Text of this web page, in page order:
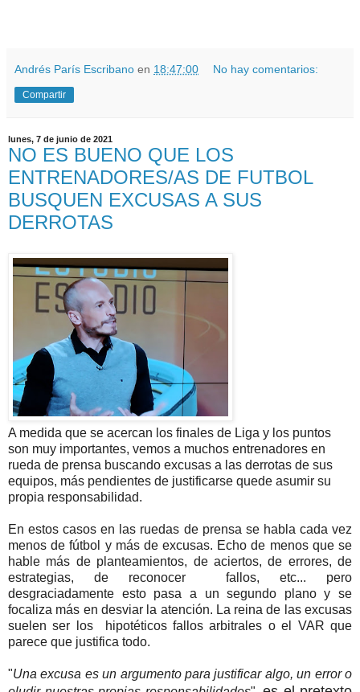
Andrés París Escribano en 18:47:00 No hay comentarios:
Compartir
lunes, 7 de junio de 2021
NO ES BUENO QUE LOS
ENTRENADORES/AS DE FUTBOL
BUSQUEN EXCUSAS A SUS
DERROTAS
A medida que se acercan los finales de Liga y los puntos
son muy importantes, vemos a muchos entrenadores en
rueda de prensa buscando excusas a las derrotas de sus
equipos, más pendientes de justificarse quede asumir su
propia responsabilidad.
En estos casos en las ruedas de prensa se habla cada vez
menos de fútbol y más de excusas. Echo de menos que se
hable más de planteamientos, de aciertos, de errores, de
estrategias, de reconocer fallos, etc... pero
desgraciadamente esto pasa a un segundo plano y se
focaliza más en desviar la atención. La reina de las excusas
suelen ser los hipotéticos fallos arbitrales o el VAR que
parece que justifica todo.
"Una excusa es un argumento para justificar algo, un error o